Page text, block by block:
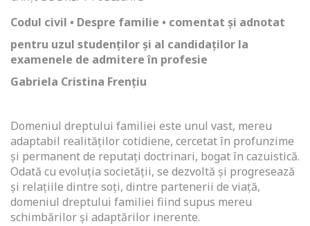
Codul civil • Despre familie • comentat și adnotat
pentru uzul studenților și al candidaților la
examenele de admitere în profesie
Gabriela Cristina Frențiu
Domeniul dreptului familiei este unul vast, mereu
adaptabil realităţilor cotidiene, cercetat în profunzime
şi permanent de reputaţi doctrinari, bogat în cazuistică.
Odată cu evoluţia societăţii, se dezvoltă şi progresează
şi relaţiile dintre soţi, dintre partenerii de viaţă,
domeniul dreptului familiei fiind supus mereu
schimbărilor şi adaptărilor inerente.